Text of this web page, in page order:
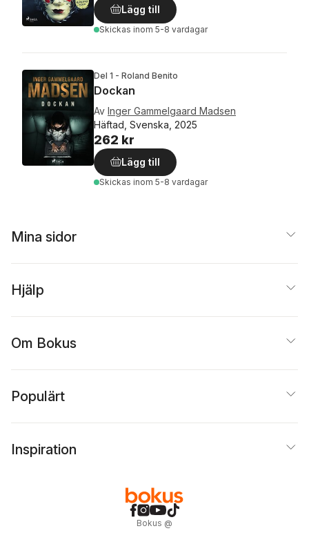
Lägg till
Skickas inom 5-8 vardagar
Del 1 - Roland Benito
Dockan
Av Inger Gammelgaard Madsen
Häftad, Svenska, 2025
262 kr
Lägg till
Skickas inom 5-8 vardagar
Mina sidor
Hjälp
Om Bokus
Populärt
Inspiration
Bokus @